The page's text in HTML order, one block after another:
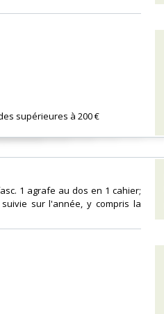
supérieures à 200 €‎
1 agrafe au dos en 1 cahier;
sur l'année, y compris la